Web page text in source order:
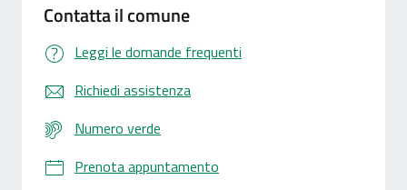
Contatta il comune
Leggi le domande frequenti
Richiedi assistenza
Numero verde
Prenota appuntamento